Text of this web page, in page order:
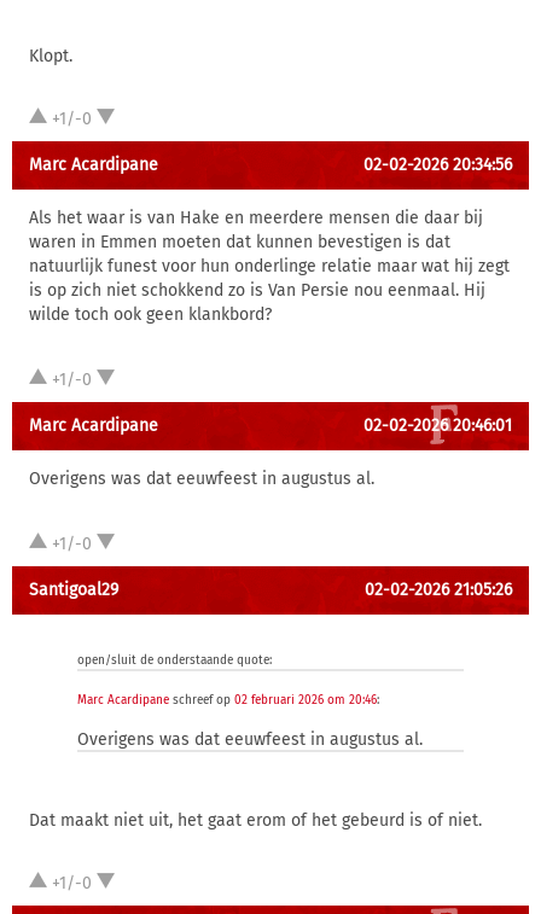
Klopt.
+1/-0
Marc Acardipane 02-02-2026 20:34:56
Als het waar is van Hake en meerdere mensen die daar bij
waren in Emmen moeten dat kunnen bevestigen is dat
natuurlijk funest voor hun onderlinge relatie maar wat hij zegt
is op zich niet schokkend zo is Van Persie nou eenmaal. Hij
wilde toch ook geen klankbord?
+1/-0
Marc Acardipane 02-02-2026 20:46:01
Overigens was dat eeuwfeest in augustus al.
+1/-0
Santigoal29 02-02-2026 21:05:26
open/sluit de onderstaande quote:
Marc Acardipane schreef op 02 februari 2026 om 20:46:
Overigens was dat eeuwfeest in augustus al.
Dat maakt niet uit, het gaat erom of het gebeurd is of niet.
+1/-0